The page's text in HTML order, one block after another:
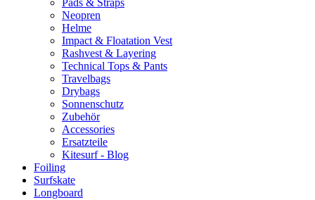
Pads & Straps
Neopren
Helme
Impact & Floatation Vest
Rashvest & Layering
Technical Tops & Pants
Travelbags
Drybags
Sonnenschutz
Zubehör
Accessories
Ersatzteile
Kitesurf - Blog
Foiling
Surfskate
Longboard